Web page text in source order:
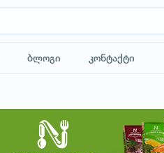
ბლოგი კონტაქტი